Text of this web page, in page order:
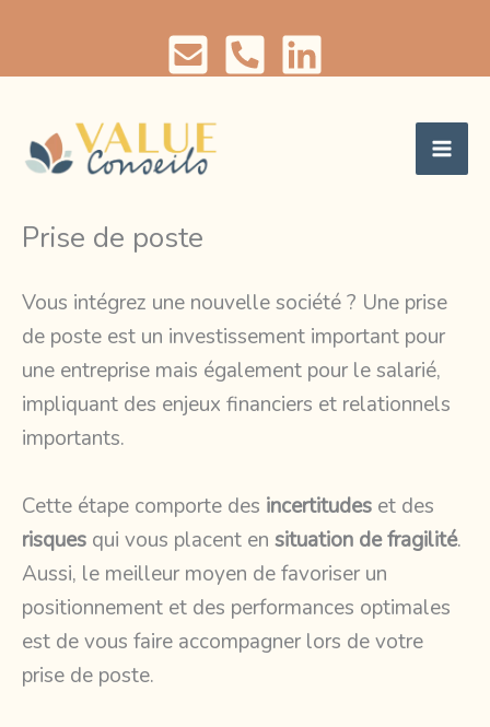
contenu
Prise de poste
Vous intégrez une nouvelle société ? Une prise
de poste est un investissement important pour
une entreprise mais également pour le salarié,
impliquant des enjeux financiers et relationnels
importants.
Cette étape comporte des incertitudes et des
risques qui vous placent en situation de fragilité.
Aussi, le meilleur moyen de favoriser un
positionnement et des performances optimales
est de vous faire accompagner lors de votre
prise de poste.